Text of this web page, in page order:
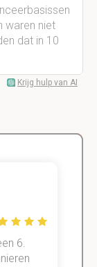
waren niet
dat in 10
Krijg hulp van AI
6.